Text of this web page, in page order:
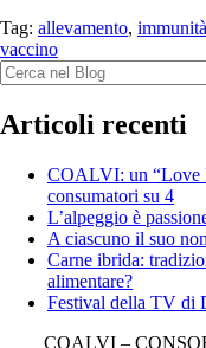
Tag: allevamento,
vaccino
Articoli recenti
COALVI: un “Love
consumatori su 4
L’alpeggio è
A ciascuno il suo
Carne ibrida:
alimentare?
Festival della TV di
COALVI –